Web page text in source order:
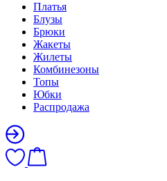
Платья
Блузы
Брюки
Жакеты
Жилеты
Комбинезоны
Топы
Юбки
Распродажа